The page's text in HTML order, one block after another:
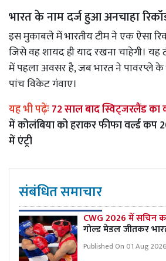
भारत के नाम दर्ज हुआ अनचाहा
इस मुकाबले में भारतीय टीम ने एक ऐसा
जिसे वह शायद ही याद रखना चाहेगी। यह
में पहला अवसर है, जब भारत ने पावरप्ले
पांच विकेट गंवाए।
यह भी पढ़ेंः72 साल बाद स्विट्जरलैंड
में कोलंबिया को हराकर फीफा वर्ल्ड कप
में एंट्री
संबंधित समाचार
CWG 2026 में सचिन
गोल्ड मेडल जीतकर
Published On 01 Aug